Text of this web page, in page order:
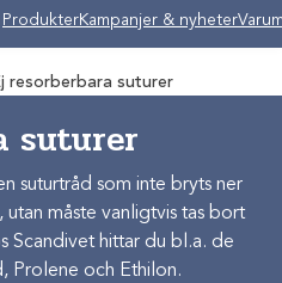
ProdukterKampanjer & nyheter
resorberbara suturer
suturer
suturtråd som inte bryts ner
måste vanligtvis tas bort
Scandivet hittar du bl.a. de
Prolene och Ethilon.